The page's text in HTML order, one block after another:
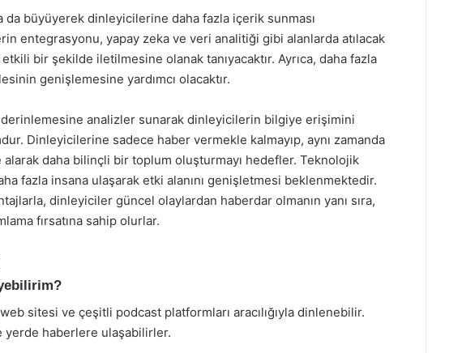
da büyüyerek dinleyicilerine daha fazla içerik sunması
entegrasyonu, yapay zeka ve veri analitiği gibi alanlarda atılacak
etkili bir şekilde iletilmesine olanak tanıyacaktır. Ayrıca, daha fazla
genişlemesine yardımcı olacaktır.
analizler sunarak dinleyicilerin bilgiye erişimini
Dinleyicilerine sadece haber vermekle kalmayıp, aynı zamanda
alarak daha bilinçli bir toplum oluşturmayı hedefler. Teknolojik
fazla insana ulaşarak etki alanını genişletmesi beklenmektedir.
dinleyiciler güncel olaylardan haberdar olmanın yanı sıra,
fırsatına sahip olurlar.
sitesi ve çeşitli podcast platformları aracılığıyla dinlenebilir.
haberlere ulaşabilirler.